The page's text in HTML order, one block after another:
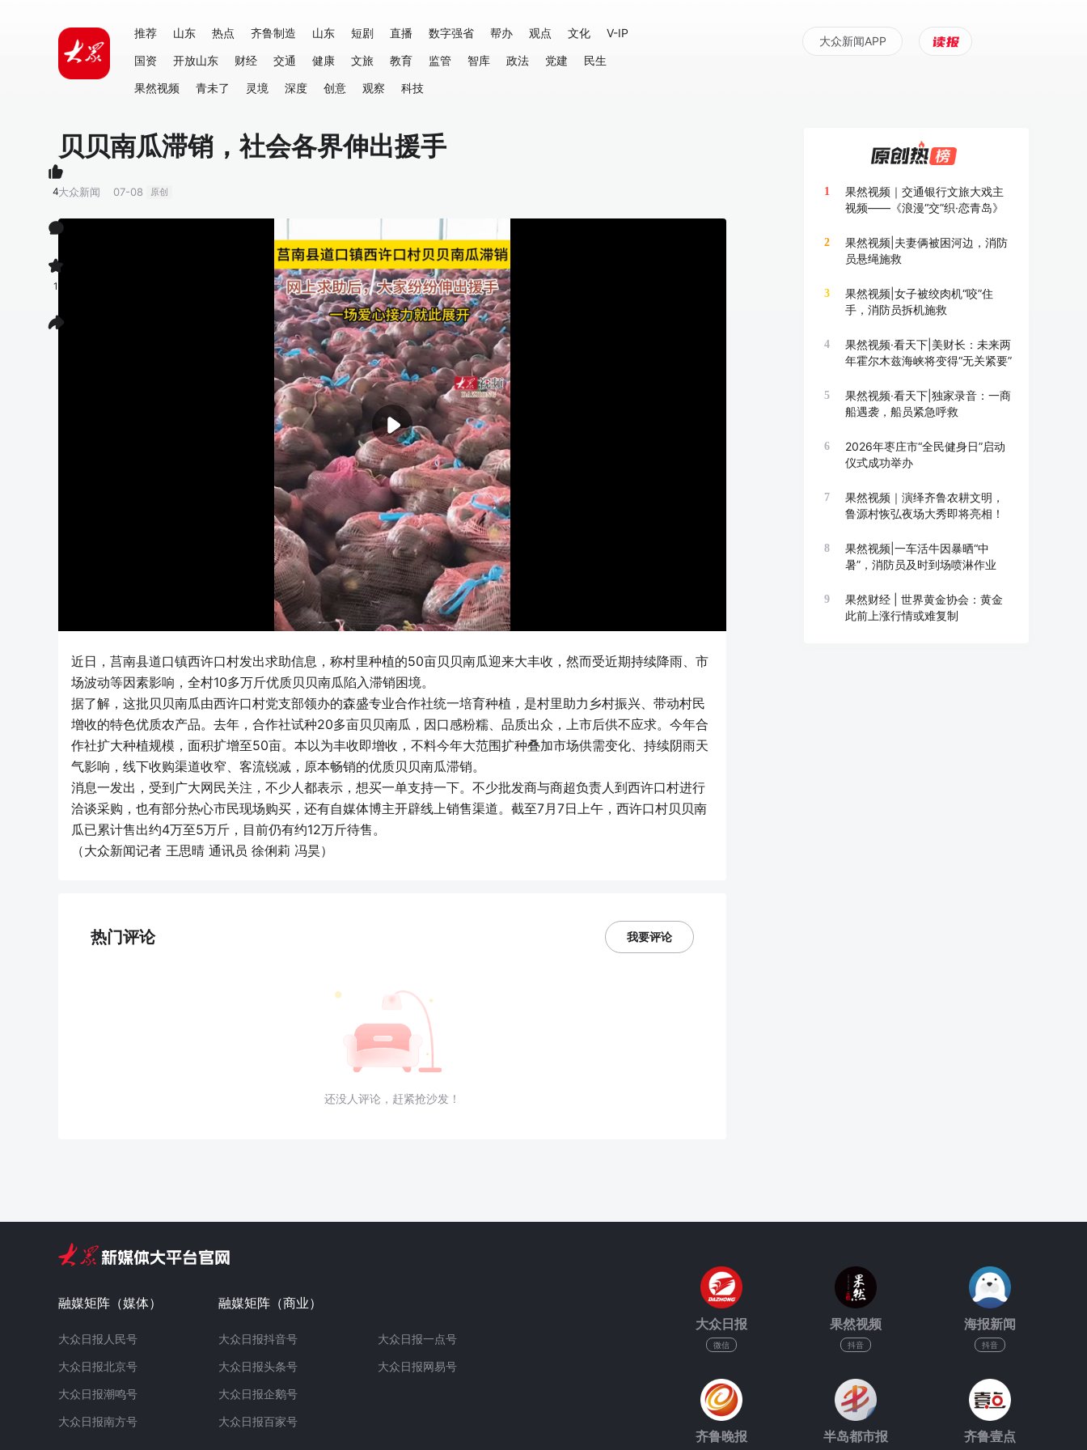
推荐 山东 热点 齐鲁制造 山东 短剧 直播 数字强省 帮办 观点 文化
V-IP
国资
开放山东 财经 交通 健康 文旅 教育 监管 智库 政法 党建
民生
果然视频
青未了 灵境 深度 创意 观察 科技
大众新闻APP
贝贝南瓜滞销，社会各界伸出援手
大众新闻 07-08 原创
近日，莒南县道口镇西许口村发出求助信息，称村里种植的50亩贝贝南瓜迎来大丰收，然而受近期持续降雨、市
场波动等因素影响，全村10多万斤优质贝贝南瓜陷入滞销困境。
据了解，这批贝贝南瓜由西许口村党支部领办的森盛专业合作社统一培育种植，是村里助力乡村振兴、带动村民
增收的特色优质农产品。去年，合作社试种20多亩贝贝南瓜，因口感粉糯、品质出众，上市后供不应求。今年合
作社扩大种植规模，面积扩增至50亩。本以为丰收即增收，不料今年大范围扩种叠加市场供需变化、持续阴雨天
气影响，线下收购渠道收窄、客流锐减，原本畅销的优质贝贝南瓜滞销。
消息一发出，受到广大网民关注，不少人都表示，想买一单支持一下。不少批发商与商超负责人到西许口村进行
洽谈采购，也有部分热心市民现场购买，还有自媒体博主开辟线上销售渠道。截至7月7日上午，西许口村贝贝南
瓜已累计售出约4万至5万斤，目前仍有约12万斤待售。
（大众新闻记者 王思晴 通讯员 徐俐莉 冯昊）
热门评论 我要评论
还没人评论，赶紧抢沙发！
4
1
1
果然视频｜交通银行文旅大戏主
视频——《浪漫“交”织·恋青岛》
2
果然视频|夫妻俩被困河边，消防
员悬绳施救
3
果然视频|女子被绞肉机“咬”住
手，消防员拆机施救
4
果然视频·看天下|美财长：未来两
年霍尔木兹海峡将变得“无关紧要”
5
果然视频·看天下|独家录音：一商
船遇袭，船员紧急呼救
6
2026年枣庄市“全民健身日”启动
仪式成功举办
7
果然视频｜演绎齐鲁农耕文明，
鲁源村恢弘夜场大秀即将亮相！
8
果然视频|一车活牛因暴晒“中
暑”，消防员及时到场喷淋作业
9
果然财经 | 世界黄金协会：黄金
此前上涨行情或难复制
融媒矩阵（媒体）
大众日报人民号
大众日报北京号
大众日报潮鸣号
大众日报南方号
融媒矩阵（商业）
大众日报抖音号
大众日报头条号
大众日报企鹅号
大众日报百家号
大众日报一点号
大众日报网易号
大众日报
微信
果然视频
抖音
海报新闻
抖音
齐鲁晚报 半岛都市报 齐鲁壹点